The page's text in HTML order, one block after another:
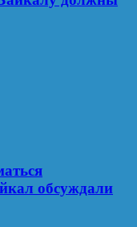
обсуждали